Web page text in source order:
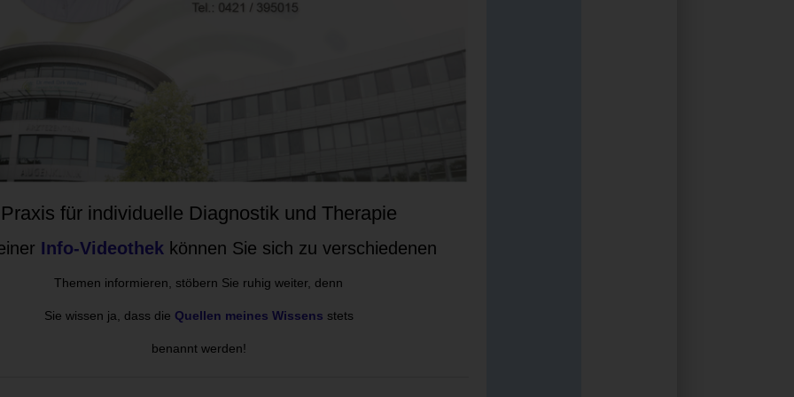
Praxis für individuelle Diagnostik und Therapie
Info-Videothek können Sie sich zu verschiedenen
Themen informieren, stöbern Sie ruhig weiter, denn
Sie wissen ja, dass die Quellen meines Wissens stets
benannt werden!